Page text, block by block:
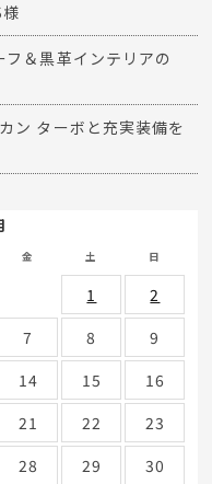
＆黒革インテリアの
ン ターボと充実装備を
金 土 日
1
2
7 8
9
14 15
16
21 22
23
28 29 30